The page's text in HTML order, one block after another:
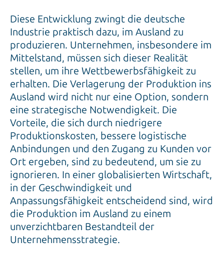
Diese Entwicklung zwingt die deutsche
Industrie praktisch dazu, im Ausland zu
produzieren. Unternehmen, insbesondere im
Mittelstand, müssen sich dieser Realität
stellen, um ihre Wettbewerbsfähigkeit zu
erhalten. Die Verlagerung der Produktion ins
Ausland wird nicht nur eine Option, sondern
eine strategische Notwendigkeit. Die
Vorteile, die sich durch niedrigere
Produktionskosten, bessere logistische
Anbindungen und den Zugang zu Kunden vor
Ort ergeben, sind zu bedeutend, um sie zu
ignorieren. In einer globalisierten Wirtschaft,
in der Geschwindigkeit und
Anpassungsfähigkeit entscheidend sind, wird
die Produktion im Ausland zu einem
unverzichtbaren Bestandteil der
Unternehmensstrategie.